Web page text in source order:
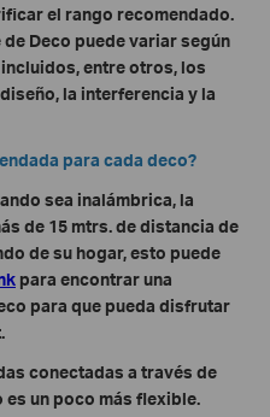
el rango recomendado.
de Deco puede variar según
entre otros, los
la interferencia y la
para cada deco?
sea inalámbrica, la
de 15 mtrs. de distancia de
de su hogar, esto puede
para encontrar una
para que pueda disfrutar
conectadas a través de
es un poco más flexible.